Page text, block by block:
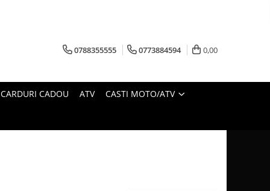
0788355555 0773884594 0,00
CARDURI CADOU ATV CASTI MOTO/ATV